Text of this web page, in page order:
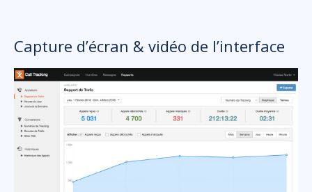
Capture d’écran & vidéo de l’interface